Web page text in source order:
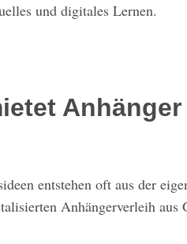
und digitales Lernen.
entstehen oft aus der
Anhängerverleih aus